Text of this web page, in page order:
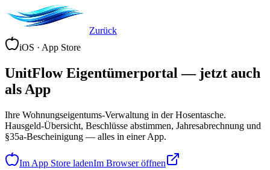
Zurück
iOS · App Store
UnitFlow Eigentümerportal — jetzt auch
als App
Ihre Wohnungseigentums-Verwaltung in der Hosentasche.
Hausgeld-Übersicht, Beschlüsse abstimmen, Jahresabrechnung und
§35a-Bescheinigung — alles in einer App.
Im App Store ladenIm Browser öffnen